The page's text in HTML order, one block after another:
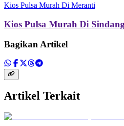
Kios Pulsa Murah Di Meranti
Kios Pulsa Murah Di
Bagikan Artikel
Artikel Terkait